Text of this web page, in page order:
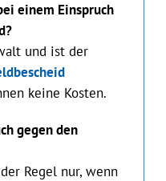
einem Einspruch
und ist der
keine Kosten.
gegen den
Regel nur, wenn